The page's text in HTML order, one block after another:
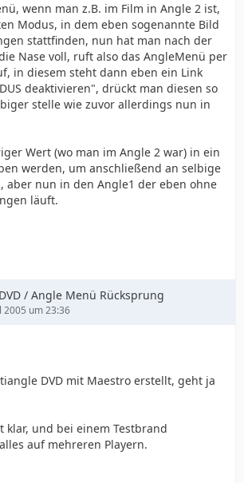
wenn man z.B. im Film in Angle 2 ist,
Modus, in dem eben sogenannte Bild
stattfinden, nun hat man nach der
Nase voll, ruft also das AngleMenü per
in diesem steht dann eben ein Link
deaktivieren", drückt man diesen so
stelle wie zuvor allerdings nun in
Wert (wo man im Angle 2 war) in ein
werden, um anschließend an selbige
aber nun in den Angle1 der eben ohne
läuft.
/ Angle Menü Rücksprung
2005 um 23:36
DVD mit Maestro erstellt, geht ja
klar, und bei einem Testbrand
auf mehreren Playern.